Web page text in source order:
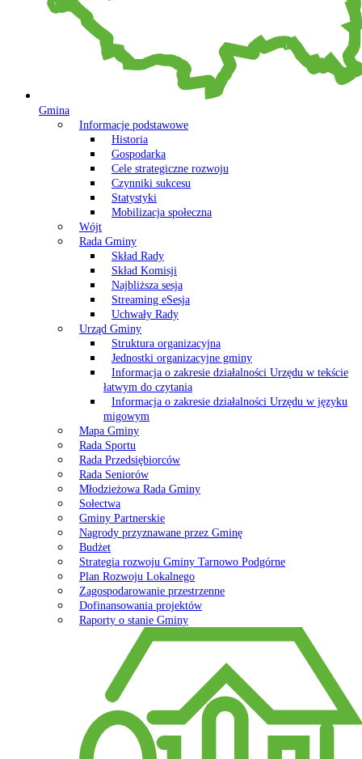
Gmina
Informacje podstawowe
Historia
Gospodarka
Cele strategiczne rozwoju
Czynniki sukcesu
Statystyki
Mobilizacja społeczna
Wójt
Rada Gminy
Skład Rady
Skład Komisji
Najbliższa sesja
Streaming eSesja
Uchwały Rady
Urząd Gminy
Struktura organizacyjna
Jednostki organizacyjne gminy
Informacja o zakresie działalności Urzędu w tekście
łatwym do czytania
Informacja o zakresie działalności Urzędu w języku
migowym
Mapa Gminy
Rada Sportu
Rada Przedsiębiorców
Rada Seniorów
Młodzieżowa Rada Gminy
Sołectwa
Gminy Partnerskie
Nagrody przyznawane przez Gminę
Budżet
Strategia rozwoju Gminy Tarnowo Podgórne
Plan Rozwoju Lokalnego
Zagospodarowanie przestrzenne
Dofinansowania projektów
Raporty o stanie Gminy